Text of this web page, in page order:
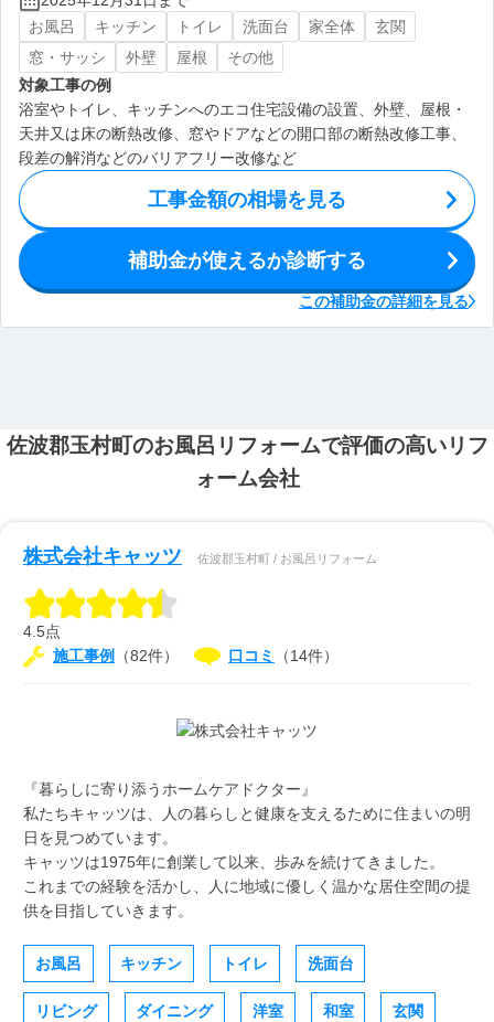
お風呂
キッチン トイレ 洗面台 家全体
玄関
窓・サッシ
外壁 屋根
その他
対象工事の例
浴室やトイレ、キッチンへのエコ住宅設備の設置、外壁、屋根・
天井又は床の断熱改修、窓やドアなどの開口部の断熱改修工事、
段差の解消などのバリアフリー改修など
工事金額の相場を見る
補助金が使えるか診断する
この補助金の詳細を見る
佐波郡玉村町のお風呂リフォームで評価の高いリフ
ォーム会社
株式会社キャッツ 佐波郡玉村町 / お風呂リフォーム
4.5点
施工事例
（82件） 口コミ （14件）
『暮らしに寄り添うホームケアドクター』
私たちキャッツは、人の暮らしと健康を支えるために住まいの明
日を見つめています。
キャッツは1975年に創業して以来、歩みを続けてきました。
これまでの経験を活かし、人に地域に優しく温かな居住空間の提
供を目指していきます。
お風呂 キッチン トイレ 洗面台
リビング ダイニング 洋室 和室 玄関